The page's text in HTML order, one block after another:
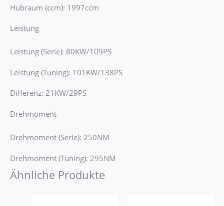
Hubraum (ccm): 1997ccm
Leistung
Leistung (Serie): 80KW/109PS
Leistung (Tuning): 101KW/138PS
Differenz: 21KW/29PS
Drehmoment
Drehmoment (Serie): 250NM
Drehmoment (Tuning): 295NM
Ähnliche Produkte